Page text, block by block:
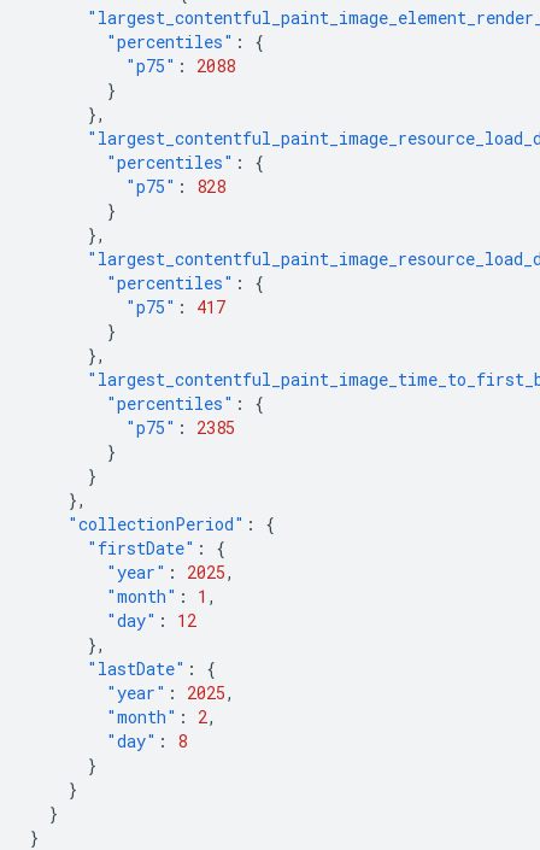
"percentiles" :
{
"p75" :
2088
}
},
"percentiles" :
{
"p75" :
828
}
},
"percentiles" :
{
"p75" :
417
}
},
"percentiles" :
{
"p75" :
2385
}
}
},
"collectionPeriod" :
{
"firstDate" :
{
"year" : 2025,
"month" : 1 ,
"day" :
12
},
"lastDate" :
{
"year" : 2025,
"month" : 2,
"day" :
8
}
}
}
}